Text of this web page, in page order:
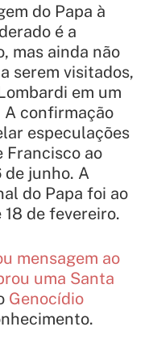
do Papa à
é a
mas ainda não
serem visitados,
em um
confirmação
especulações
Francisco ao
de junho. A
do Papa foi ao
18 de fevereiro.
mensagem ao
uma Santa
Genocídio